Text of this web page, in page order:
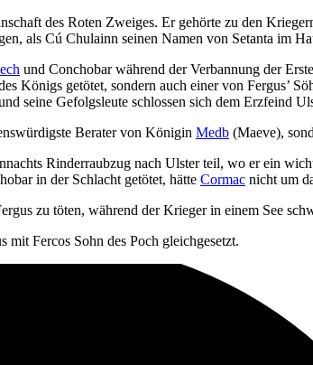
des Roten Zweiges. Er gehörte zu den
als Cú Chulainn seinen Namen von Setanta im
und Conchobar während der Verbannung der
Königs getötet, sondern auch einer von Fergus’
seine Gefolgsleute schlossen sich dem Erzfeind
Berater von Königin Medb (Maeve),
Rinderraubzug nach Ulster teil, wo er ein
in der Schlacht getötet, hätte Cormac nicht um
zu töten, während der Krieger in einem See
mit Fercos Sohn des Poch gleichgesetzt.